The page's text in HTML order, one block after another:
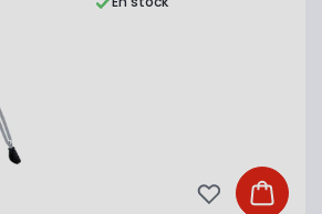
Ajouter
Ajouter à ma